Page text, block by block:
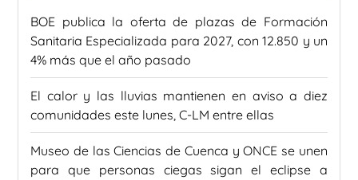
BOE publica la oferta de plazas de Formación
Sanitaria Especializada para 2027, con 12.850 y un
4% más que el año pasado
El calor y las lluvias mantienen en aviso a diez
comunidades este lunes, C-LM entre ellas
Museo de las Ciencias de Cuenca y ONCE se unen
para que personas ciegas sigan el eclipse a